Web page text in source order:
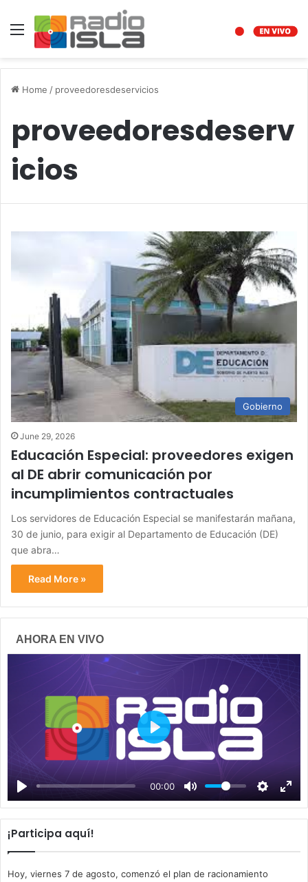
Menu
Home / proveedoresdeservicios
proveedoresdeserv
icios
Gobierno
June 29, 2026
Educación Especial: proveedores exigen
al DE abrir comunicación por
incumplimientos contractuales
Los servidores de Educación Especial se manifestarán mañana,
30 de junio, para exigir al Departamento de Educación (DE)
que abra…
Read More »
AHORA EN VIVO
00:00
P
a
y
¡Participa aquí!
Hoy, viernes 7 de agosto, comenzó el plan de racionamiento